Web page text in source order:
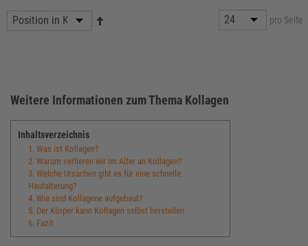
pro Seite
Weitere Informationen zum Thema Kollagen
Inhaltsverzeichnis
1. Was ist Kollagen?
2. Warum verlieren wir im Alter an Kollagen?
3. Welche Ursachen gibt es für eine schnelle
Hautalterung?
4. Wie sind Kollagene aufgebaut?
5. Der Körper kann Kollagen selbst herstellen
6. Fazit